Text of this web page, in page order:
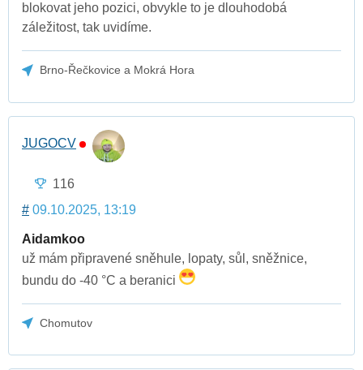
blokovat jeho pozici, obvykle to je dlouhodobá
záležitost, tak uvidíme.
Brno-Řečkovice a Mokrá Hora
JUGOCV
116
# 09.10.2025, 13:19
Aidamkoo
už mám připravené sněhule, lopaty, sůl, sněžnice,
bundu do -40 °C a beranici
Chomutov